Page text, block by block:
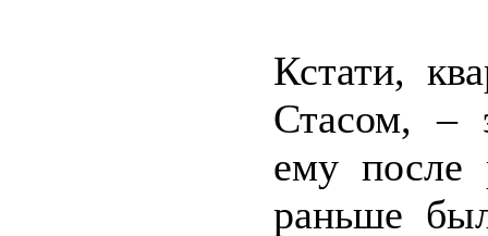
Кстати,
Стасом, –
ему после
раньше